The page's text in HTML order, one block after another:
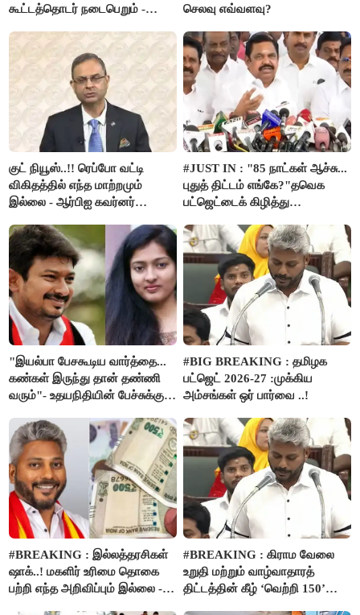
கூட்டத்தொடர் நடைபெறும் -
செலவு எவ்வளவு?
குட் நியூஸ்..!! ரெப்போ வட்டி
விகிதத்தில் எந்த மாற்றமும்
இல்லை - ஆர்பிஐ கவர்னர்
#JUST IN : "85 நாட்கள் ஆச்சு...
புதுத் திட்டம் எங்கே?"தவெக
பட்ஜெட்டைக் கிழித்து
"இயல்பா பேசகூடிய வார்த்தை...
கண்கள் இருந்து தான் தண்ணி
வரும்"- உதயநிதியின் பேச்சுக்கு
#BIG BREAKING : தமிழக
பட்ஜெட் 2026-27 :முக்கிய
அம்சங்கள் ஒர் பார்வை ..!
#BREAKING : இல்லத்தரசிகள்
ஷாக்..! மகளிர் உரிமை தொகை
பற்றி எந்த அறிவிப்பும் இல்லை -
#BREAKING : கிராம வேலை
உறுதி மற்றும் வாழ்வாதாரத்
திட்டத்தின் கீழ் ‘வெற்றி 150’